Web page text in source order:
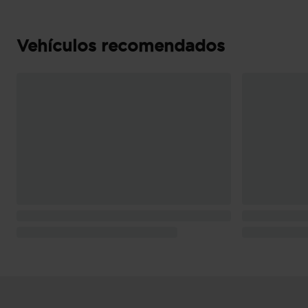
conductor Kg (peso en vacio incluido
Vehículos recomendados